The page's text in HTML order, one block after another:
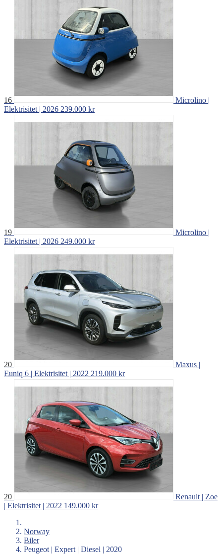
16
Microlino |
Elektrisitet | 2026 239.000 kr
19
Microlino |
Elektrisitet | 2026 249.000 kr
20
Maxus |
Euniq 6 | Elektrisitet | 2022 219.000 kr
20
Renault | Zoe
| Elektrisitet | 2022 149.000 kr
Norway
Biler
Peugeot | Expert | Diesel | 2020